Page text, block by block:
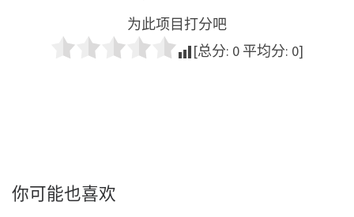
为此项目打分吧
[总分: 0 平均分: 0]
你可能也喜欢